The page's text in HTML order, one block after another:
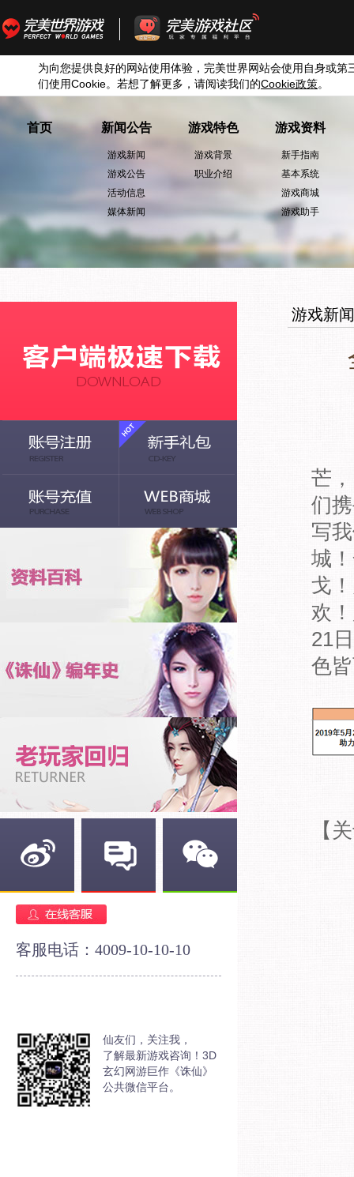
为向您提供良好的网站使用体验，完美世界网站会使用自身或第
们使用Cookie。若想了解更多，请阅读我们的Cookie政策。
首页 新闻公告
游戏新闻
游戏公告
活动信息
媒体新闻
游戏特色
游戏背景
职业介绍
游戏资料
新手指南
基本系统
游戏商城
游戏助手
客服电话：4009-10-10-10
仙友们，关注我，
了解最新游戏咨询！3D
玄幻网游巨作《诛仙》
公共微信平台。
游戏新闻
芒
们
写
城
戈
欢
21
色
【